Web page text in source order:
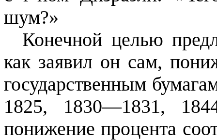
шум?»
Конечной целью
как заявил он сам,
государственным
1825, 1830—1831,
понижение процента